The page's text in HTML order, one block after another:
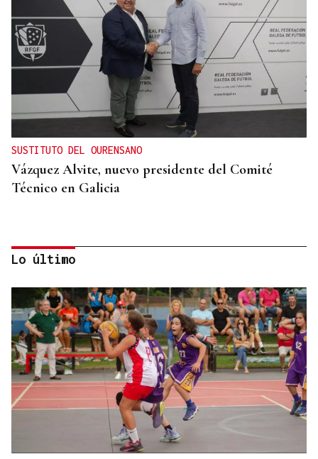
SUSTITUTO DEL OURENSANO
Vázquez Alvite, nuevo presidente del Comité
Técnico en Galicia
DALLAS MAVERICKS
Santi Aldama, jugador de la NBA, visita Ourense
Lo último